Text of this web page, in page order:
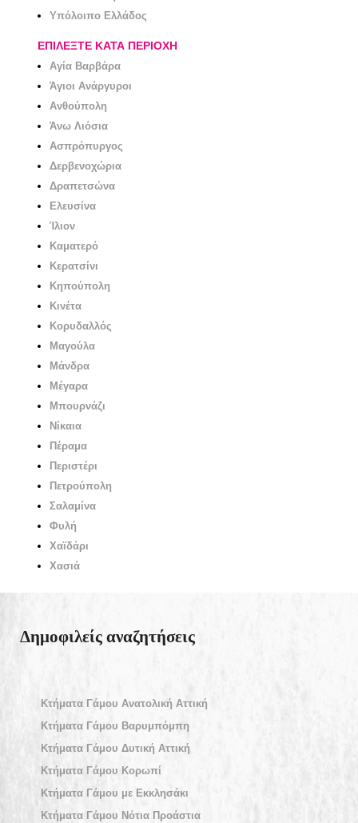
Υπόλοιπο Ελλάδος
ΕΠΙΛΕΞΤΕ ΚΑΤΑ ΠΕΡΙΟΧΗ
Αγία Βαρβάρα
Άγιοι Ανάργυροι
Ανθούπολη
Άνω Λιόσια
Ασπρόπυργος
Δερβενοχώρια
Δραπετσώνα
Ελευσίνα
Ίλιον
Καματερό
Κερατσίνι
Κηπούπολη
Κινέτα
Κορυδαλλός
Μαγούλα
Μάνδρα
Μέγαρα
Μπουρνάζι
Νίκαια
Πέραμα
Περιστέρι
Πετρούπολη
Σαλαμίνα
Φυλή
Χαϊδάρι
Χασιά
Δημοφιλείς αναζητήσεις
Κτήματα Γάμου Ανατολική Αττική
Κτήματα Γάμου Βαρυμπόμπη
Κτήματα Γάμου Δυτική Αττική
Κτήματα Γάμου Κορωπί
Κτήματα Γάμου με Εκκλησάκι
Κτήματα Γάμου Νότια Προάστια